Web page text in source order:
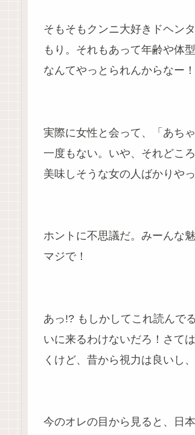
そもそもクンニ大好きドヘン
もり。それもあって年齢や体
なんてやっとられんからなー！
実際に女性と会って、「あち
一度もない。いや、それどこ
美味しそうな女の人ばかりや
ホントに不思議だ。みーんな
マジで！
あっ!? もしかしてこれ読んで
いに来るわけないだろ！さて
くけど、昔から視力は良いし
今のオレの目から見ると、日